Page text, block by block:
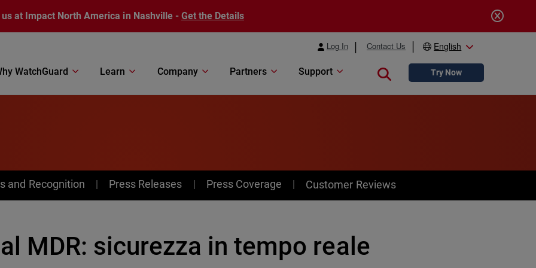
at Impact North America in Nashville - Get the Details
Log In Contact Us English
WatchGuard Learn Company Partners Support Close searchTry Now
and Recognition Press Releases Press Coverage Customer Reviews
MDR: sicurezza in tempo reale